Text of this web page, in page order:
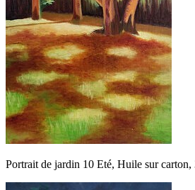
Portrait de jardin 10 Eté, Huile sur